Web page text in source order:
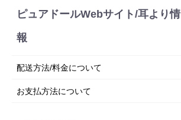
ピュアドールWebサイト/耳より情
報
配送方法/料金について
お支払方法について